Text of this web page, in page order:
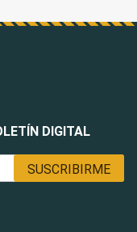
DIGITAL